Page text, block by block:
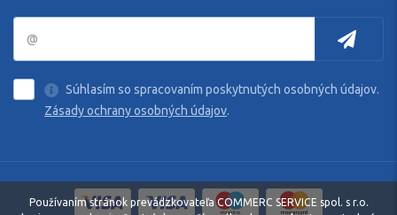
Súhlasím so spracovaním poskytnutých osobných údajov.
Zásady ochrany osobných údajov.
Používaním stránok prevádzkovateľa COMMERC SERVICE spol. s r.o.